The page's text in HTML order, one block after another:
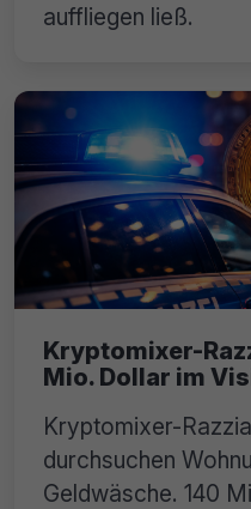
auffliegen ließ.
Kryptomixer-
Mio. Dollar im
Kryptomixer-
durchsuchen
Geldwäsche. 140